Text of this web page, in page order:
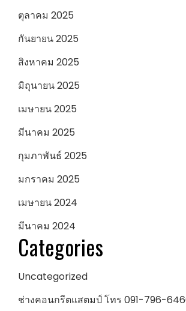
ตุลาคม 2025
กันยายน 2025
สิงหาคม 2025
มิถุนายน 2025
เมษายน 2025
มีนาคม 2025
กุมภาพันธ์ 2025
มกราคม 2025
เมษายน 2024
มีนาคม 2024
Categories
Uncategorized
ช่างคอนกรีตแสตมป์ โทร 091-796-